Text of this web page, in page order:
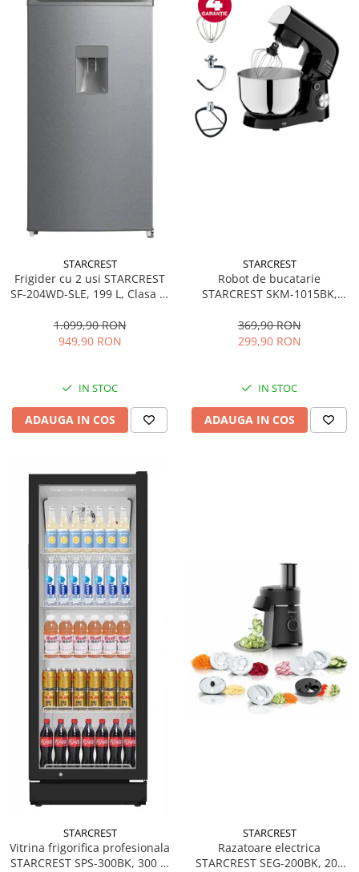
STARCREST
Frigider cu 2 usi STARCREST
SF-204WD-SLE, 199 L, Clasa E,
Termostat Ajustabil, Usi
reversibile, H 143 cm, Argintiu
1.099,90 RON
949,90 RON
IN STOC
ADAUGA IN COS
STARCREST
Robot de bucatarie
STARCREST SKM-1015BK,
Accesorii, 10 Viteze + Pulse,
Negru
369,90 RON
299,90 RON
IN STOC
ADAUGA IN COS
STARCREST
Vitrina frigorifica profesionala
STARCREST SPS-300BK, 300 L,
STARCREST
Razatoare electrica
STARCREST SEG-200BK, 200